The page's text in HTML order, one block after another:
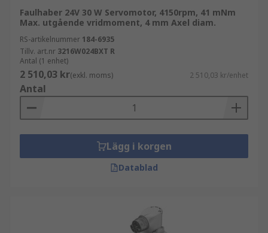
Faulhaber 24V 30 W Servomotor, 4150rpm, 41 mNm
Max. utgående vridmoment, 4 mm Axel diam.
RS-artikelnummer 184-6935
Tillv. art.nr 3216W024BXT R
Antal (1 enhet)
2 510,03 kr(exkl. moms) 2 510,03 kr/enhet
Antal
Lägg i korgen
Datablad